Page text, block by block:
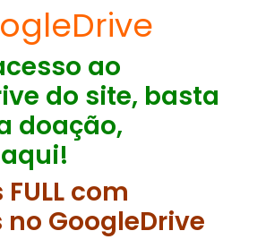
ao
do site, basta
doação,
com
GoogleDrive